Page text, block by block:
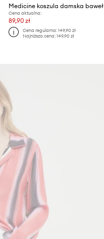
Medicine koszula damska
Cena aktualna:
89,90 zł
Cena regularna: 149,90 zł
Najniższa cena: 149,90 zł